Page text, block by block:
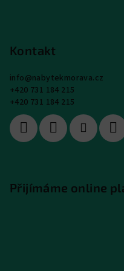
Kontakt
info@nabytekmorava.cz
+420 731 184 215
+420 731 184 215
Přijímáme online